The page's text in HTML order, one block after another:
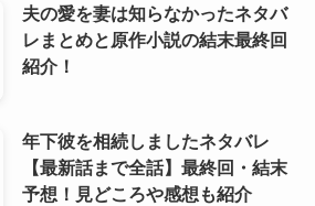
夫の愛を妻は知らなかったネタバ
レまとめと原作小説の結末最終回
紹介！
年下彼を相続しましたネタバレ
【最新話まで全話】最終回・結末
予想！見どころや感想も紹介